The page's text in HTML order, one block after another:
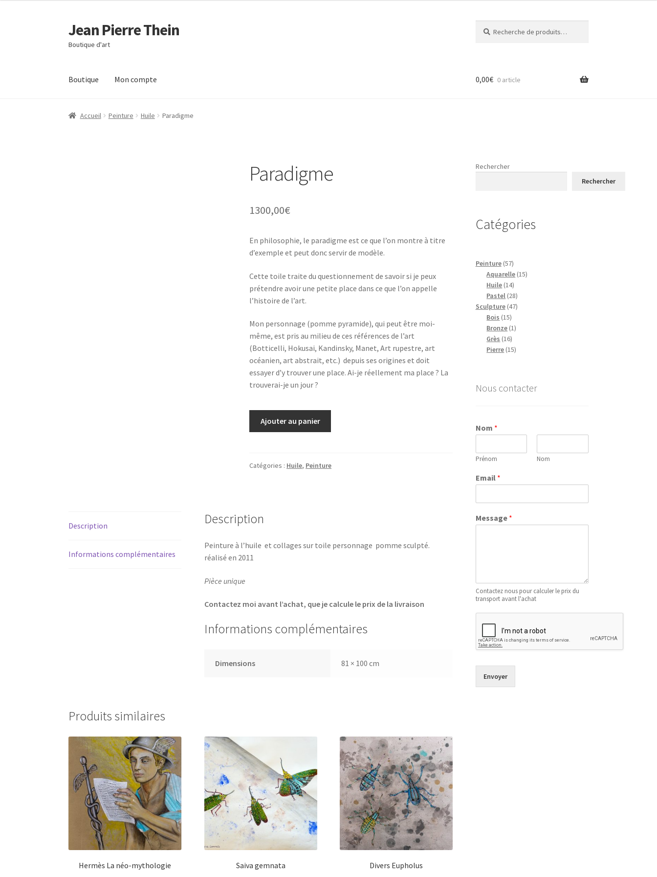
Aller
à
la
Aller
au
contenu
Jean Pierre Thein
Boutique d'art
pour :
Boutique Mon compte
Accueil Mon compte Panier Validation de la commande
0,00€ 0 article
Accueil Peinture Huile Paradigme
Paradigme
1300,00€
En philosophie, le paradigme est ce que l’on montre à titre
d’exemple et peut donc servir de modèle.
Cette toile traite du questionnement de savoir si je peux
prétendre avoir une petite place dans ce que l’on appelle
l’histoire de l’art.
Mon personnage (pomme pyramide), qui peut être moi-
même, est pris au milieu de ces références de l’art
(Botticelli, Hokusai, Kandinsky, Manet, Art rupestre, art
océanien, art abstrait, etc.) depuis ses origines et doit
essayer d’y trouver une place. Ai-je réellement ma place ? La
trouverai-je un jour ?
Ajouter au panier
Catégories : Huile, Peinture
Description
Informations complémentaires
Description
Peinture à l’huile et collages sur toile personnage pomme sculpté.
réalisé en 2011
Pièce unique
Contactez moi avant l’achat, que je calcule le prix de la livraison
Informations complémentaires
Dimensions 81 × 100 cm
Produits similaires
Hermès La néo-mythologie Saiva gemnata Divers Eupholus
Rechercher
Rechercher
Catégories
Peinture 5757
produits
Aquarelle 1515
Huile 1414
produits
Pastel 2828
produits
Sculpture 4747
Bois 1515
produits
Bronze 11
Grès 1616
produits
Pierre 1515
Nous contacter
Nom *
Prénom Nom
Email *
Message *
Contactez nous pour calculer le prix du
transport avant l'achat
Envoyer